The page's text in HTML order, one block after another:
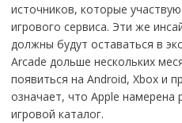
источников, которые
игрового сервиса. Эти же
должны будут оставаться в
Arcade дольше нескольких
появиться на Android, Xbox и
означает, что Apple намерена
игровой каталог.